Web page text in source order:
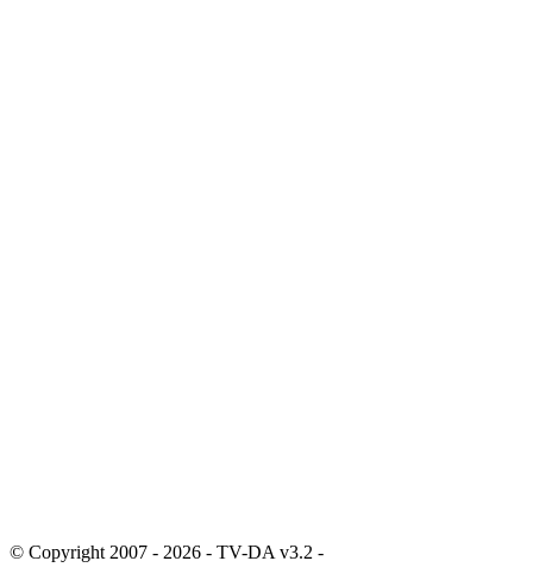
© Copyright 2007 - 2026 - TV-DA v3.2 -